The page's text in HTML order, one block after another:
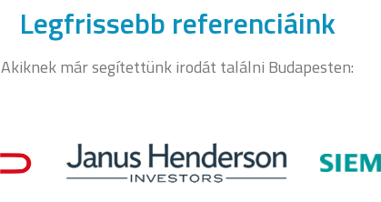
Legfrissebb referenciáink
Akiknek már segítettünk irodát találni Budapesten: